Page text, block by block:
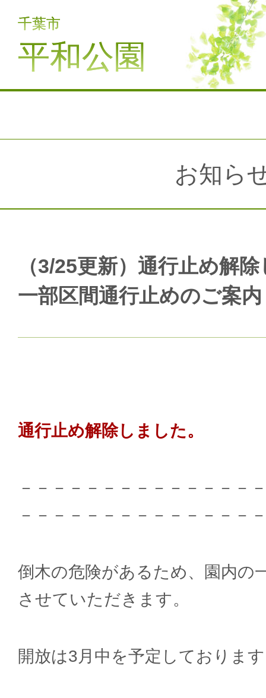
千葉市
平和公園
お知ら
（3/25更新）通行止め
一部区間通行止めのご案内
通行止め解除しました。
－－－－－－－－－－－－－－
－－－－－－－－－－－－－－
倒木の危険があるため、園内の
させていただきます。
開放は3月中を予定しておりま